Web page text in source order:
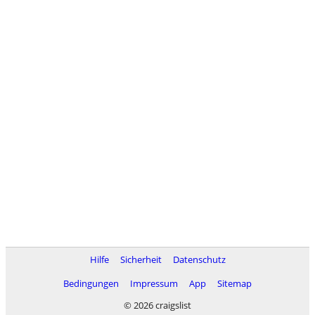
Hilfe Sicherheit
Datenschutz
Bedingungen
Impressum App
Sitemap
© 2026 craigslist